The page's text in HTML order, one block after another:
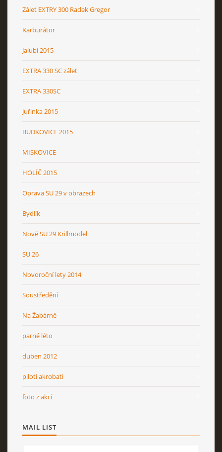
Zálet EXTRY 300 Radek Gregor
Karburátor
Jalubí 2015
EXTRA 330 SC zálet
EXTRA 330SC
Juřinka 2015
BUDKOVICE 2015
MISKOVICE
HOLÍČ 2015
Oprava SU 29 v obrazech
Bydlík
Nové SU 29 Krillmodel
SU 26
Novoroční lety 2014
Soustředění
Na Žabárně
parné léto
duben 2012
piloti akrobati
foto z akcí
MAIL LIST